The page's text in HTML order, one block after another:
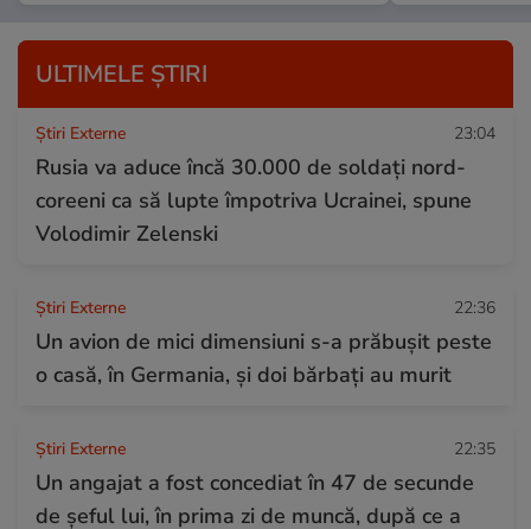
ULTIMELE ȘTIRI
Știri Externe 23:04
Rusia va aduce încă 30.000 de soldaţi nord-
coreeni ca să lupte împotriva Ucrainei, spune
Volodimir Zelenski
Știri Externe 22:36
Un avion de mici dimensiuni s-a prăbușit peste
o casă, în Germania, și doi bărbați au murit
Știri Externe 22:35
Un angajat a fost concediat în 47 de secunde
de șeful lui, în prima zi de muncă, după ce a